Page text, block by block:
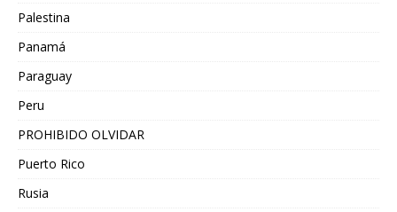
Palestina
Panamá
Paraguay
Peru
PROHIBIDO OLVIDAR
Puerto Rico
Rusia